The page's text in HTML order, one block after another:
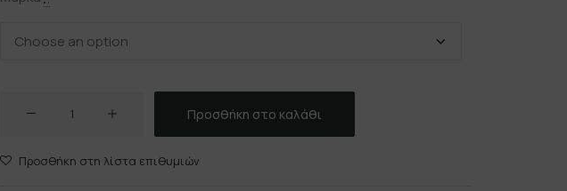
Προσθήκη στο καλάθι
Προσθήκη στη λίστα επιθυμιών